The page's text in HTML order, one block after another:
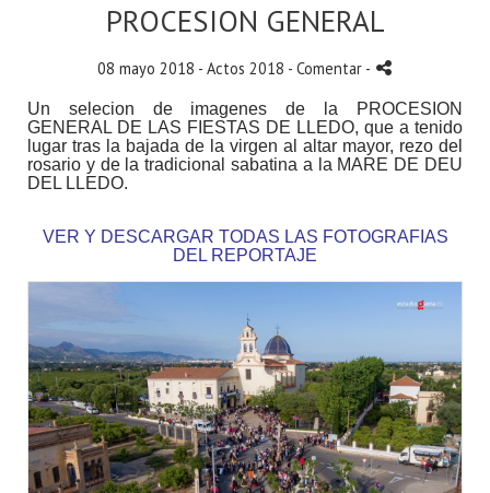
PROCESION GENERAL
08 mayo 2018 - Actos 2018 - Comentar -
Un selecion de imagenes de la PROCESION
GENERAL DE LAS FIESTAS DE LLEDO, que a tenido
lugar tras la bajada de la virgen al altar mayor, rezo del
rosario y de la tradicional sabatina a la MARE DE DEU
DEL LLEDO.
VER Y DESCARGAR TODAS LAS FOTOGRAFIAS
DEL REPORTAJE